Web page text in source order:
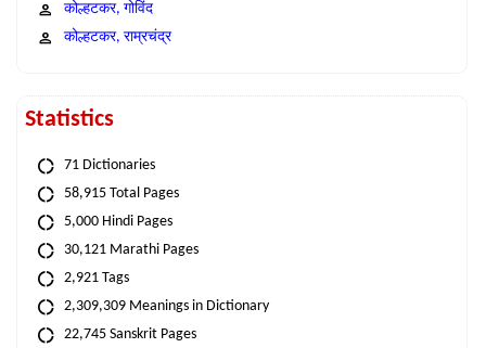
कोल्हटकर, गोविंद
कोल्हटकर, राम्रचंद्र
Statistics
71 Dictionaries
58,915 Total Pages
5,000 Hindi Pages
30,121 Marathi Pages
2,921 Tags
2,309,309 Meanings in Dictionary
22,745 Sanskrit Pages